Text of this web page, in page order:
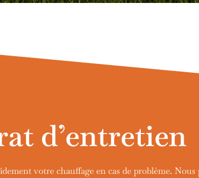
d’entretien
votre chauffage en cas de problème. Nous